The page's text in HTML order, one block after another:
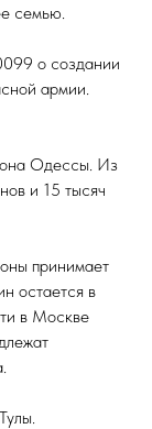
семью.
о создании
армии.
Одессы. Из
и 15 тысяч
принимает
остается в
в Москве